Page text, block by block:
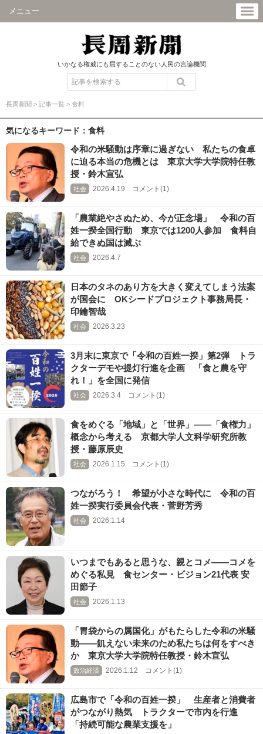
メニュー
いかなる権威にも屈することのない人民の言論機関
長周新聞 > 記事一覧 > 食料
気になるキーワード：食料
令和の米騒動は序章に過ぎない 私たちの食卓
に迫る本当の危機とは 東京大学大学院特任教
授・鈴木宣弘
社会 2026.4.19 コメント(1)
「農業絶やさぬため、今が正念場」 令和の百
姓一揆全国行動 東京では1200人参加 食料自
給できぬ国は滅ぶ
社会 2026.4.7
日本のタネのあり方を大きく変えてしまう法案
が国会に OKシードプロジェクト事務局長・
印鑰智哉
社会 2026.3.23
3月末に東京で「令和の百姓一揆」第2弾 トラ
クターデモや提灯行進を企画 「食と農を守
れ！」を全国に発信
社会 2026.3.4 コメント(1)
食をめぐる「地域」と「世界」――「食権力」
概念から考える 京都大学人文科学研究所教
授・藤原辰史
社会 2026.1.15 コメント(1)
つながろう！ 希望が小さな時代に 令和の百
姓一揆実行委員会代表・菅野芳秀
社会 2026.1.14
いつまでもあると思うな、親とコメ――コメを
めぐる私見 食センター・ビジョン21代表 安
田節子
社会 2026.1.13
「胃袋からの属国化」がもたらした令和の米騒
動――飢えない未来のため私たちは何をすべき
か 東京大学大学院特任教授・鈴木宣弘
政治経済 2026.1.12 コメント(1)
広島市で「令和の百姓一揆」 生産者と消費者
がつながり熱気 トラクターで市内を行進
「持続可能な農業支援を」